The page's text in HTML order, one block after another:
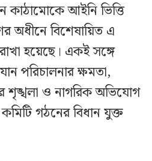
কাঠামোকে আইনি ভিত্তি
অধীনে বিশেষায়িত এ
হয়েছে। একই সঙ্গে
পরিচালনার ক্ষমতা,
শৃঙ্খলা ও নাগরিক অভিযোগ
গঠনের বিধান যুক্ত